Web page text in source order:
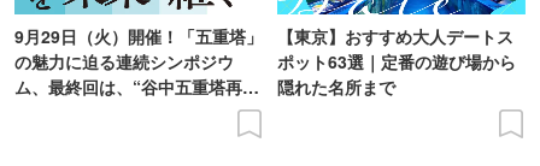
9月29日（火）開催！「五重塔」
の魅力に迫る連続シンポジウ
ム、最終回は、“谷中五重塔再建
【東京】おすすめ大人デートス
ポット63選｜定番の遊び場から
隠れた名所まで